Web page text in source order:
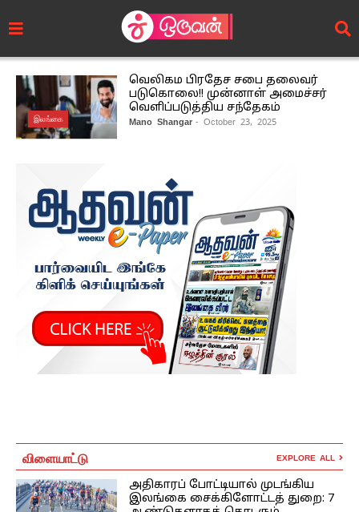
இலங்கை
வெலிகம பிரதேச சபை தலைவர்
படுகொலை!! முன்னாள் அமைச்சர்
வெளிப்படுத்திய சந்தேகம்
Mano Shangar - October 23, 2025
விளையாட்டு EXPLORE ALL
அதிகாரப் போட்டியால் முடங்கிய
இலங்கை சைக்கிளோட்டத் துறை: 7